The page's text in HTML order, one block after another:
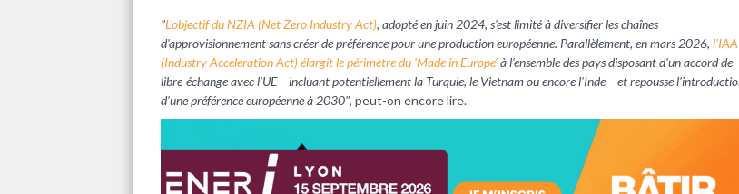
"L'objectif du NZIA (Net Zero Industry Act), adopté en juin 2024, s'est limité à diversifier les chaînes
d'approvisionnement sans créer de préférence pour une production européenne. Parallèlement, en mars 2026, l'IAA
(Industry Acceleration Act) élargit le périmètre du 'Made in Europe'à l'ensemble des pays disposant d'un accord de
libre-échange avec l'UE – incluant potentiellement la Turquie, le Vietnam ou encore l'Inde – et repousse
d'une préférence européenne à 2030", peut-on encore lire.